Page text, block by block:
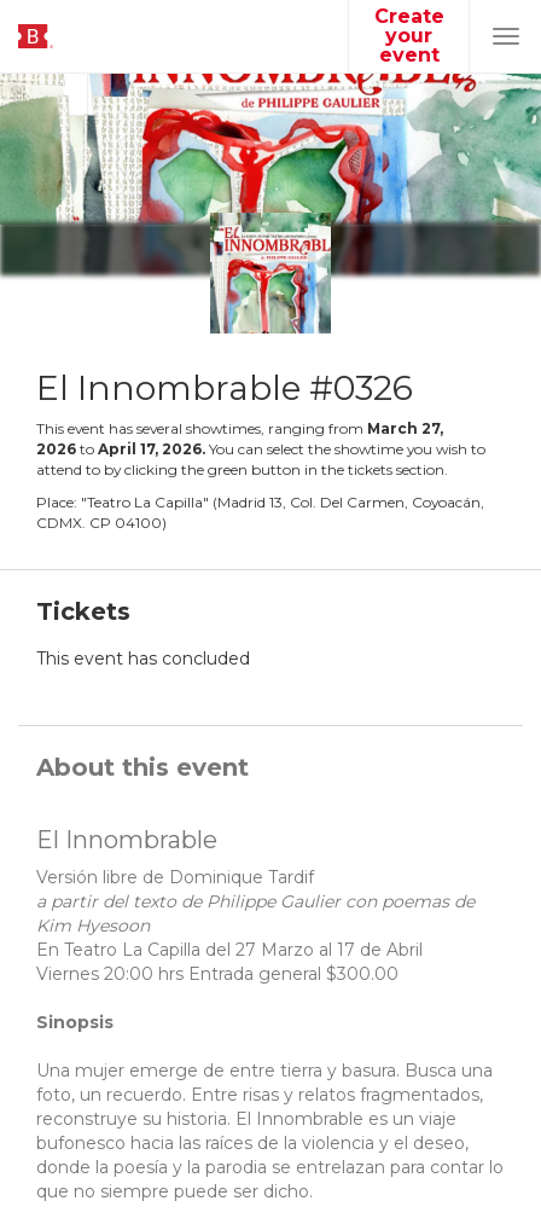
Create
your
event
El Innombrable #0326
This event has several showtimes, ranging from March 27,
2026 to April 17, 2026. You can select the showtime you wish to
attend to by clicking the green button in the tickets section.
Place: "Teatro La Capilla" (Madrid 13, Col. Del Carmen, Coyoacán,
CDMX. CP 04100)
Tickets
This event has concluded
About this event
El Innombrable
Versión libre de Dominique Tardif
a partir del texto de Philippe Gaulier con poemas de
Kim Hyesoon
En Teatro La Capilla del 27 Marzo al 17 de Abril
Viernes 20:00 hrs Entrada general $300.00
Sinopsis
Una mujer emerge de entre tierra y basura. Busca una
foto, un recuerdo. Entre risas y relatos fragmentados,
reconstruye su historia. El Innombrable es un viaje
bufonesco hacia las raíces de la violencia y el deseo,
donde la poesía y la parodia se entrelazan para contar lo
que no siempre puede ser dicho.